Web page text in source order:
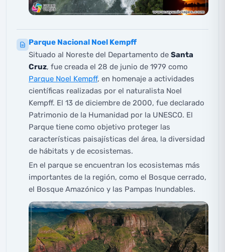
Parque Nacional Noel Kempff
Situado al Noreste del Departamento de Santa
Cruz, fue creada el 28 de junio de 1979 como
Parque Noel Kempff, en homenaje a actividades
científicas realizadas por el naturalista Noel
Kempff. El 13 de diciembre de 2000, fue declarado
Patrimonio de la Humanidad por la UNESCO. El
Parque tiene como objetivo proteger las
características paisajísticas del área, la diversidad
de hábitats y de ecosistemas.
En el parque se encuentran los ecosistemas más
importantes de la región, como el Bosque cerrado,
el Bosque Amazónico y las Pampas Inundables.